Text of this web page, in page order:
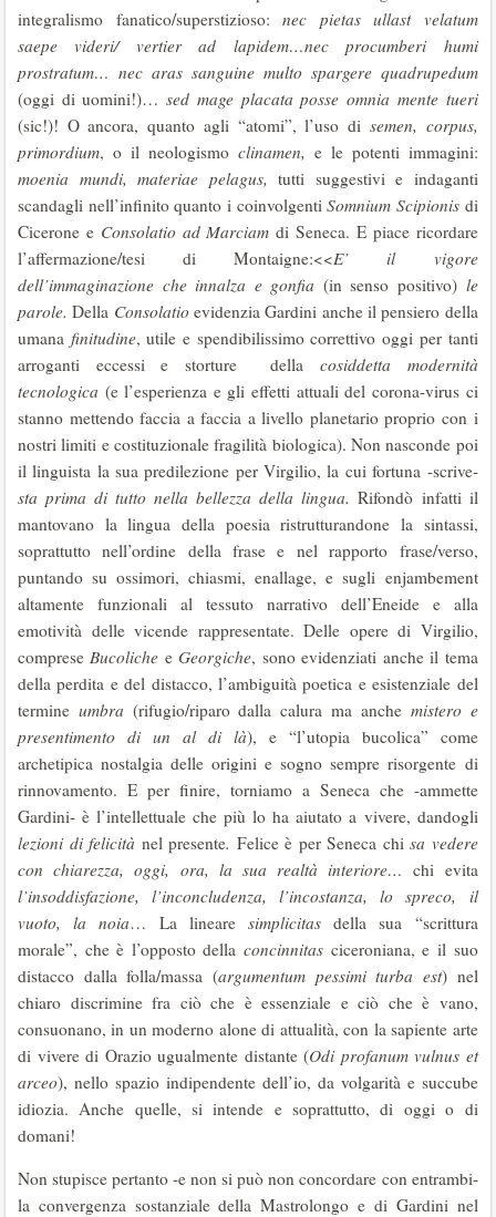
integralismo fanatico/superstizioso:nec pietas ullast velatum
saepe videri/ vertier ad lapidem…nec procumberi humi
prostratum… nec aras sanguine multo spargere quadrupedum
(oggi di uomini!)…sed mage placata posse omnia mente tueri
(sic!)! O ancora, quanto agli “atomi”, l’uso di semen, corpus,
primordium, o il neologismo clinamen, e le potenti immagini:
moenia mundi, materiae pelagus,tutti suggestivi e indaganti
scandagli nell’infinito quanto i coinvolgentiSomnium Scipionisdi
Cicerone e Consolatio ad Marciam di Seneca. E piace ricordare
l’affermazione/tesi di Montaigne:<<E’ il vigore
dell’immaginazione che innalza e gonfia (in senso positivo) le
parole.Della Consolatio evidenzia Gardini anche il pensiero della
umana finitudine, utile e spendibilissimo correttivo oggi per tanti
arroganti eccessi e storture della cosiddetta modernità
tecnologica (e l’esperienza e gli effetti attuali del corona-virus ci
stanno mettendo faccia a faccia a livello planetario proprio con i
nostri limiti e costituzionale fragilità biologica). Non nasconde poi
il linguista la sua predilezione per Virgilio, la cui fortuna -scrive-
sta prima di tutto nella bellezza della lingua.Rifondò infatti il
mantovano la lingua della poesia ristrutturandone la sintassi,
soprattutto nell’ordine della frase e nel rapporto frase/verso,
puntando su ossimori, chiasmi, enallage, e sugli enjambement
altamente funzionali al tessuto narrativo dell’Eneide e alla
emotività delle vicende rappresentate. Delle opere di Virgilio,
compreseBucoliche eGeorgiche, sono evidenziati anche il tema
della perdita e del distacco, l’ambiguità poetica e esistenziale del
termine umbra (rifugio/riparo dalla calura ma anche mistero e
presentimento di un al di là), e “l’utopia bucolica” come
archetipica nostalgia delle origini e sogno sempre risorgente di
rinnovamento. E per finire, torniamo a Seneca che -ammette
Gardini- è l’intellettuale che più lo ha aiutato a vivere, dandogli
lezioni di felicità nel presente. Felice è per Seneca chisa vedere
con chiarezza, oggi, ora, la sua realtà interiore…chi evita
l’insoddisfazione,
l’inconcludenza, l’incostanza, lo spreco, il
vuoto, la noia… La lineare simplicitasdella sua “scrittura
morale”, che è l’opposto dellaconcinnitas ciceroniana, e il suo
distacco dalla folla/massa (argumentum pessimi turba est) nel
chiaro discrimine fra ciò che è essenziale e ciò che è vano,
consuonano, in un moderno alone di attualità, con la sapiente arte
di vivere di Orazio ugualmente distante (Odi profanum vulnus et
arceo), nello spazio indipendente dell’io, da volgarità e succube
idiozia. Anche quelle, si intende e soprattutto, di oggi o di
domani!
Non stupisce pertanto -e non si può non concordare con entrambi-
la convergenza sostanziale della Mastrolongo e di Gardini nel